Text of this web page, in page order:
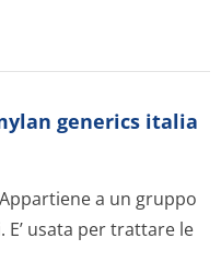
generics italia
a un gruppo
usata per trattare le